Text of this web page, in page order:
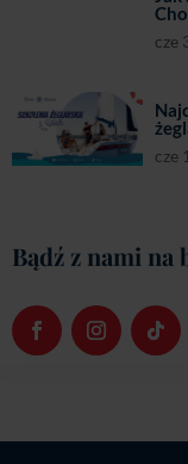
cze
cze
Bądź z nami na